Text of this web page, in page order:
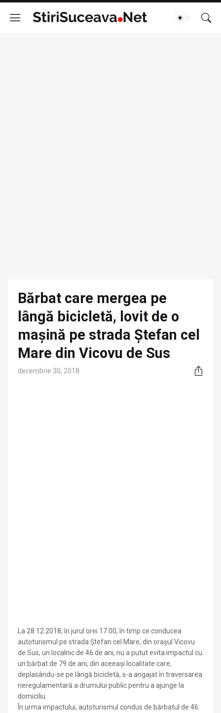
Bărbat care mergea pe
lângă bicicletă, lovit de o
mașină pe strada Ștefan cel
Mare din Vicovu de Sus
decembrie 30, 2018
La 28.12.2018, în jurul orei 17.00, în timp ce conducea
autoturismul pe strada Ștefan cel Mare, din orașul Vicovu
de Sus, un localnic de 46 de ani, nu a putut evita impactul cu
un bărbat de 79 de ani, din aceeași localitate care,
deplasându-se pe lângă bicicletă, s-a angajat în traversarea
neregulamentară a drumului public pentru a ajunge la
domiciliu.
În urma impactului, autoturismul condus de bărbatul de 46